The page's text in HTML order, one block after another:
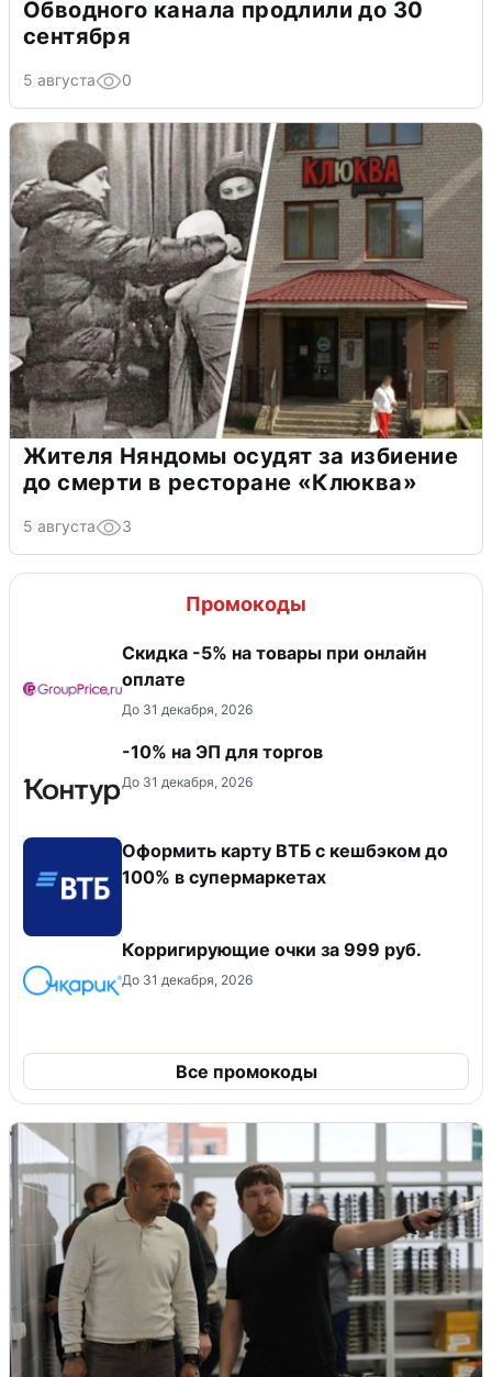
Обводного канала продлили до 30
сентября
5 августа 0
Жителя Няндомы осудят за избиение
до смерти в ресторане «Клюква»
5 августа 3
Промокоды
​Скидка -5% на товары при онлайн
оплате
До 31 декабря, 2026
-10% на ЭП для торгов
До 31 декабря, 2026
Оформить карту ВТБ с кешбэком до
100% в супермаркетах
Корригирующие очки за 999 руб.
До 31 декабря, 2026
Все промокоды